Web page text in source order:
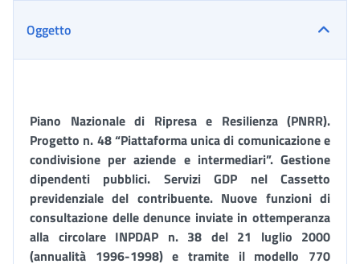
Oggetto
Piano Nazionale di Ripresa e Resilienza (PNRR).
Progetto n. 48 “Piattaforma unica di comunicazione e
condivisione per aziende e intermediari”. Gestione
dipendenti pubblici. Servizi GDP nel Cassetto
previdenziale del contribuente. Nuove funzioni di
consultazione delle denunce inviate in ottemperanza
alla circolare INPDAP n. 38 del 21 luglio 2000
(annualità 1996-1998) e tramite il modello 770